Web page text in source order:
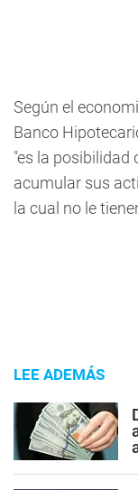
Según el
Banco
"es la posibilidad
acumular sus
la cual no le
LEE ADEMÁS